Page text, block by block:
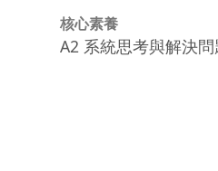
核心素養
A2 系統思考與解決問